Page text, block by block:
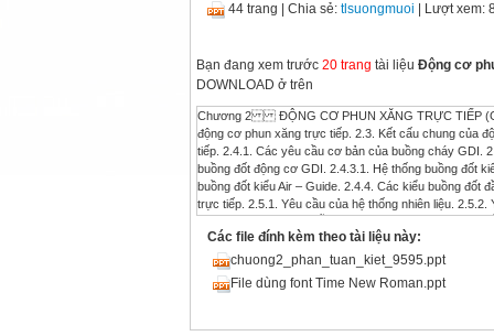
44 trang Chia sẻ: tlsuongmuoi | Lượt xem:
Bạn đang xem trước 20 trang tài liệu Động cơ
DOWNLOAD ở trên
Chương 2 ĐỘNG CƠ PHUN XĂNG TRỰC TIẾP (GDI) 2.1. Lịch sử ra đời của động cơ phun xăng trực tiếp. 2.2. Cơ sở khoa học của động cơ phun xăng trực tiếp. 2.3. Kết cấu chung của động cơ phun xăng trực tiếp. 2.4. Các dạng buồng cháy của động cơ phun xăng trực tiếp. 2.4.1. Các yêu cầu cơ bản của buồng cháy GDI. 2.4.2. Vị trí đặt kim phun và bugi. 2.4.3. Các phương pháp tạo hỗn hợp phân lớp trong buồng đốt động cơ GDI. 2.4.3.1. Hệ thống buồng đốt kiểu Spray – Guide. 2.4.3.2. Hệ thống buồng đốt kiểu Wall – Guide. 2.4.3.3. Hệ thống buồng đốt kiểu Air – Guide. 2.4.4. Các kiểu buồng đốt đầu tiên của động cơ GDI. 2.5. Hệ thống cung cấp nhiên liệu của động cơ phun xăng trực tiếp. 2.5.1. Yêu cầu của hệ thống nhiên liệu. 2.5.2. Yêu cầu của áp suất phun. 2.5.3. Yêu cầu của kim phun. 2.5.4. Các loại kim phun. 2.5.4.1. Kim phun một lỗ phun. 2.5.4.2. Kim phun nhiều lỗ phun. 2.5.4.3. Kim phun có sự trợ giúp của dòng không khí. 2.6. Kết cấu động cơ GDI của một số hãng trên thế giới. 2.6.1. Kết cấu động cơ GDI Mitsubishi. 2.6.2. Kết cấu động cơ GDI Toyota. 2.6.3. Kết cấu động cơ GDI Audi. 2.6.4. Kết cấu động cơ GDI Nissan. 2.6.5. Kết cấu động cơ GDI Ford. 2.6.6. Kết cấu động cơ GDI Mercedes – Benz. 2.7. Kết luận. 2.1. Lịch sử ra đời của động cơ phun xăng trực tiếp: Vào năm 1955, Mercedes – Benz đầu tiên ứng dụng phun xăng trực tiếp vào buồng cháy của động cơ 6 cylinder (Mercedes – Benz 300SL) với thiết bị bơm tạo áp suất phun của Bosch. Tuy nhiên, việc ứng dụng này bị quên lãng do vào thời điểm đó các thiết bị điện tử chưa được phát triển và ứng dụng nhiều cho động cơ ôtô, nên việc điều khiển phun nhiên liệu của động cơ thuần tuý bằng cơ khí, và việc tạo hỗn hợp phân lớp cho động cơ chưa được nghiên cứu như ngày nay. Vì vậy, so với quá trình tạo hỗn hợp ngoài động cơ thì quá trình tạo hỗn hợp trong buồng đốt cũng không khả quan hơn nhưng kết cấu và giá thành thì cao hơn nhiều. Mãi đến năm 1996, với sự tiến bộ của khoa học kỹ thuật điện tử, động cơ xăng ứng dụng phun nhiên liệu trực tiếp vào buồng đốt được Mitsubishi Motors đưa trở lại thị trường tại Nhật với tên mới đó là GDI (Gasoline direct injection), và tiếp theo đó nó xuất hiện tại châu Âu vào năm 1998. Mitsubishi đã áp dụng kỹ thuật này sản xuất hơn 400.000 động cơ cho dòng xe 4 chỗ đến trước năm 1999. Tiếp theo sau, là hàng loạt các hãng nổi tiếng như PSA Peugeot Citroën, Daimler Chrysler (với sự cho phép của Mitsubishi) cũng đã áp dụng kỹ thuật này cho dòng động cơ của mình vào khoảng năm 2000 – 2001. Volkswagen/Audi cũng cho ra mắt động cơ GDI vào năm 2001 nhưng dưới tên gọi FSI (Fuel Stratified Injection). BMW không chịu thua kém đã cho ra đời động cơ GDI V12. Các nhà sản xuất xe hàng đầu như General Motors cũng đã áp dụng kỹ thuật GDI cho động cơ của mình để cho ra đời dòng xe mới vào những năm 2002. Và sau cùng đó là Toyota cũng phải từ bỏ việc tạo hỗn hợp ngoài động cơ để chuyển sang tạo hỗn hợp trong buồng đốt và đã ra mắt thị trường với động cơ 2GR – FSE V6 vào đầu năm 2006. 2.2. Cơ sở khoa học của động cơ phun xăng trực tiếp: Sự tăng giá đột biến của xăng dầu, và tiêu chuẩn về khí thải của động cơ ôtô ngày càng khắc khe buộc các nhà khoa học trên thế giới không ngừng nghiên cứu tìm ra biện pháp nhằm tiết kiệm nhiên liệu kèm theo giảm khí thải ở động cơ đốt trong. Nhiều giảm pháp được đưa ra, một trong những giải pháp được xem là thành công nhất hiện nay (áp dụng cho động cơ sử dụng nhiên liệu xăng) đó là cho ra đời động cơ GDI (hỗn hợp được tạo bên trong buồng đốt của động cơ, với sự nạp và cháy phân lớp). So sánh giữa động cơ sử dụng nhiên liệu xăng (tạo hỗn hợp bên ngoài) và động cơ sử dụng nhiên liệu Diesel (tạo hỗn hợp bên trong buồng đốt) ta thấy rằng: cùng một công suất phát ra nhưng suất tiêu hao nhiên liệu ở động cơ Diesel thấp hơn đối với động cơ xăng. Một phần là do đặc tính của nhiên liệu khác nhau, nhưng cái chính ở đây là quá trình tạo hỗn hợp và đốt cháy hỗn hợp của 2
Các file đính kèm theo tài liệu này:
chuong2_phan_tuan_kiet_9595.ppt
File dùng font Time New Roman.ppt